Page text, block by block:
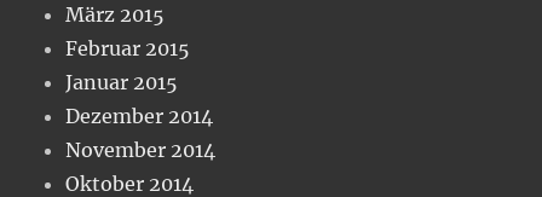
März 2015
Februar 2015
Januar 2015
Dezember 2014
November 2014
Oktober 2014